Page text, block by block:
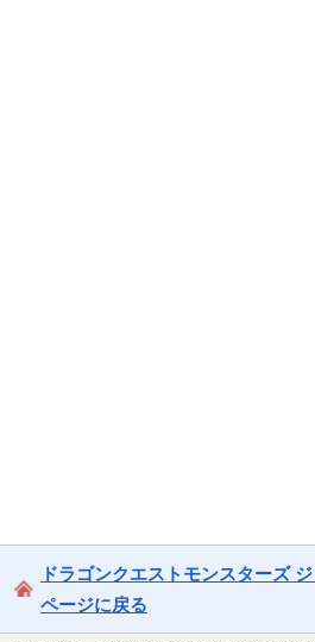
ドラゴンクエストモンスターズ
ページに戻る